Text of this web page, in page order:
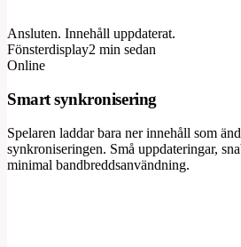
Ansluten. Innehåll uppdaterat.
Fönsterdisplay2 min sedan
Online
Smart synkronisering
Spelaren laddar bara ner innehåll som
synkroniseringen. Små uppdateringar,
minimal bandbreddsanvändning.